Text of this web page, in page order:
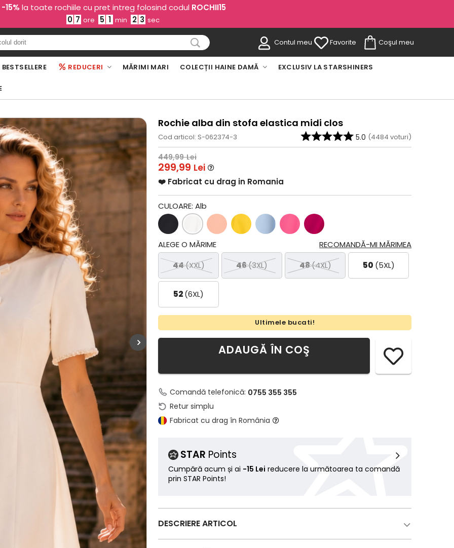
-15% la toate rochiile cu pret intreg folosind codul ROCHII15
0 7 ore 5 1 min 2 2 sec
Contul meu Favorite Coşul meu
BESTSELLERE REDUCERI MĂRIMI MARI COLECȚII HAINE DAMĂ EXCLUSIV LA STARSHINERS
Rochie alba din stofa elastica midi clos
Cod articol: S-062374-3 5.0 (4484 voturi)
449,99 Lei
299,99 Lei
❤️ Fabricat cu drag in Romania
CULOARE:Alb
RECOMANDĂ-MI MĂRIMEA
ALEGE O MĂRIME
44(XXL) 46(3XL) 48(4XL) 50 (5XL)
52(6XL)
Ultimele bucati!
ADAUGĂ ÎN COŞ
Comandă telefonică: 0755 355 355
Retur simplu
Fabricat cu drag în România
STAR Points
Cumpără acum și ai -15 Lei reducere la următoarea ta comandă
prin STAR Points!
DESCRIERE ARTICOL